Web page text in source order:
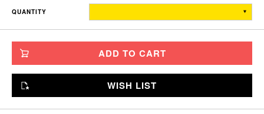
底長
24
TITCH
26
SKINNY
FAT
28
JUMBO
29
QUANTITY
ADD TO CART
WISH LIST